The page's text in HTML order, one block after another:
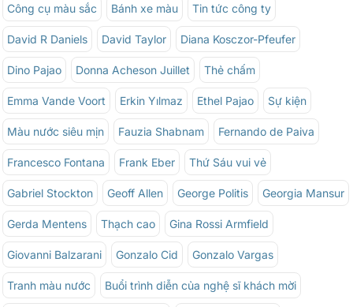
Công cụ màu sắc Bánh xe màu Tin tức công ty
David R Daniels David Taylor Diana Kosczor-Pfeufer
Dino Pajao Donna Acheson Juillet Thẻ chấm
Emma Vande Voort Erkin Yılmaz Ethel Pajao Sự kiện
Màu nước siêu mịn Fauzia Shabnam Fernando de Paiva
Francesco Fontana Frank Eber Thứ Sáu vui vẻ
Gabriel Stockton Geoff Allen George Politis Georgia Mansur
Gerda Mentens Thạch cao Gina Rossi Armfield
Giovanni Balzarani Gonzalo Cid Gonzalo Vargas
Tranh màu nước Buổi trình diễn của nghệ sĩ khách mời